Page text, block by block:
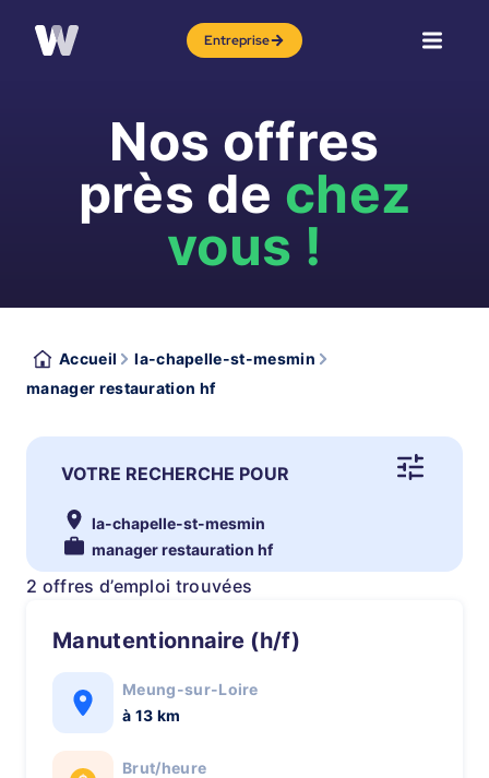
Entreprise
Nos offres
près de chez
vous !
Accueil
la-chapelle-st-mesmin
manager restauration hf
VOTRE RECHERCHE POUR
la-chapelle-st-mesmin
manager restauration hf
2 offres d’emploi trouvées
Manutentionnaire (h/f)
Meung-sur-Loire
à 13 km
Brut/heure